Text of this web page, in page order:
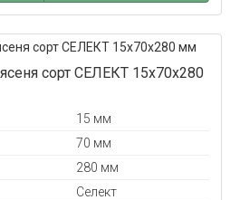
сорт СЕЛЕКТ 15x70x280
15 мм
70 мм
280 мм
Селект